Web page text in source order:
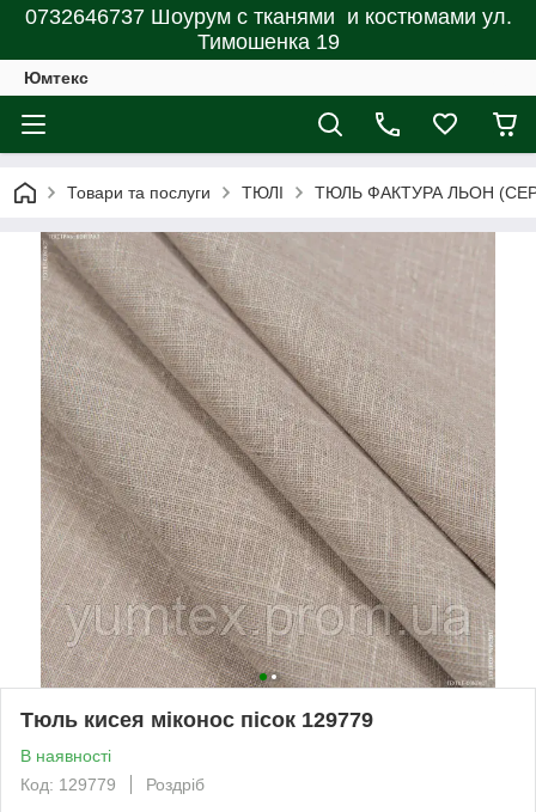
0732646737 Шоурум с тканями и костюмами ул.
Тимошенка 19
Юмтекс
Товари та послуги ТЮЛІ ТЮЛЬ ФАКТУРА ЛЬОН
Тюль кисея міконос пісок 129779
В наявності
Код: 129779
Роздріб